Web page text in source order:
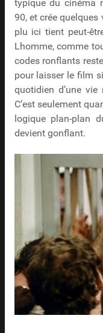
typique du cinéma
90, et crée quelques
plu ici tient peut-
Lhomme, comme
codes ronflants
pour laisser le film
quotidien d’une
C’est seulement
logique plan-plan
devient gonflant.